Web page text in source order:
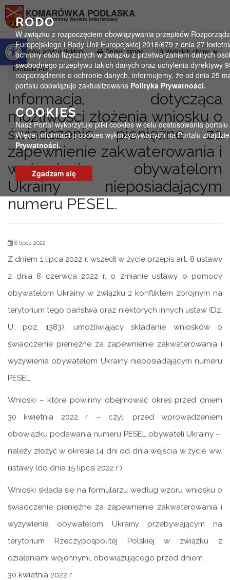
Otwórz pasek narzędzi
KOMARÓWKA PODLASKA
Oficjalny gminny Serwis Internetowy
Czytaj artykuł (lektor) Drukuj stronę Wyświetl stronę w
formacie PDF
Informacja, dotycząca
możliwości złożenia wniosku o
świadczenie pieniężne za
zapewnienie zakwaterowania i
wyżywienia obywatelom
Ukrainy nieposiadającym
numeru PESEL.
8 lipca 2022
Z dniem 1 lipca 2022 r. wszedł w życie przepis art. 8 ustawy
z dnia 8 czerwca 2022 r. o zmianie ustawy o pomocy
obywatelom Ukrainy w związku z konfliktem zbrojnym na
terytorium tego państwa oraz niektórych innych ustaw (Dz.
U. poz. 1383), umożliwiający składanie wniosków o
świadczenie pieniężne za zapewnienie zakwaterowania i
wyżywienia obywatelom Ukrainy nieposiadającym numeru
PESEL.
Wnioski – które powinny obejmować okres przed dniem
30 kwietnia 2022 r. – czyli przed wprowadzeniem
obowiązku podawania numeru PESEL obywateli Ukrainy –
należy złożyć w okresie 14 dni od dnia wejścia w życie ww.
ustawy (do dnia 15 lipca 2022 r.)
Wnioski składa się na formularzu według wzoru wniosku o
świadczenie pieniężne za zapewnienie zakwaterowania i
wyżywienia obywatelom Ukrainy przebywającym na
terytorium Rzeczypospolitej Polskiej w związku z
działaniami wojennymi, obowiązującego przed dniem
30 kwietnia 2022 r.
RODO
W związku z rozpoczęciem obowiązywania przepisów
Europejskiego i Rady Unii Europejskiej 2016/679 z dnia 27
ochrony osób fizycznych w związku z przetwarzaniem danych
swobodnego przepływu takich danych oraz uchylenia dyrektywy
rozporządzenie o ochronie danych, informujemy, że od dnia 25
portalu obowiązuje zaktualizowana Polityka Prywatności.
COOKIES
Nasz Portal wykorzytuje pliki cookies w celu dostosowania
Więcej informacji o cookies wykorzystywanych na Portalu
Prywatności.
Zgadzam się